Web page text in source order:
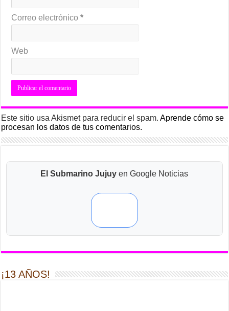
Correo electrónico*
Web
Este sitio usa Akismet para reducir el spam.Aprende cómo se
procesan los datos de tus comentarios.
El Submarino Jujuy en Google Noticias
¡13 AÑOS!